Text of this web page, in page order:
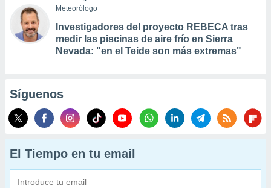
Meteorólogo
Investigadores del proyecto REBECA tras
medir las piscinas de aire frío en Sierra
Nevada: "en el Teide son más extremas"
Síguenos
El Tiempo en tu email